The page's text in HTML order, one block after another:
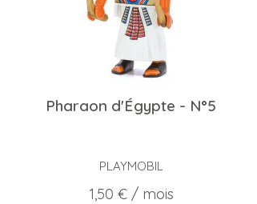
Pharaon d'Égypte - N°5
PLAYMOBIL
Prix
1,50 €/ mois